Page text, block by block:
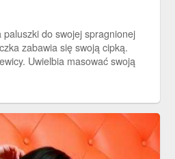
paluszki do swojej spragnionej
zabawia się swoją cipką.
Uwielbia masować swoją